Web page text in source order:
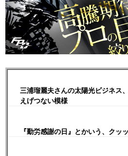
三浦瑠麗夫さんの太陽光ビジネス
えげつない模様
『勤労感謝の日』とかいう、クッ